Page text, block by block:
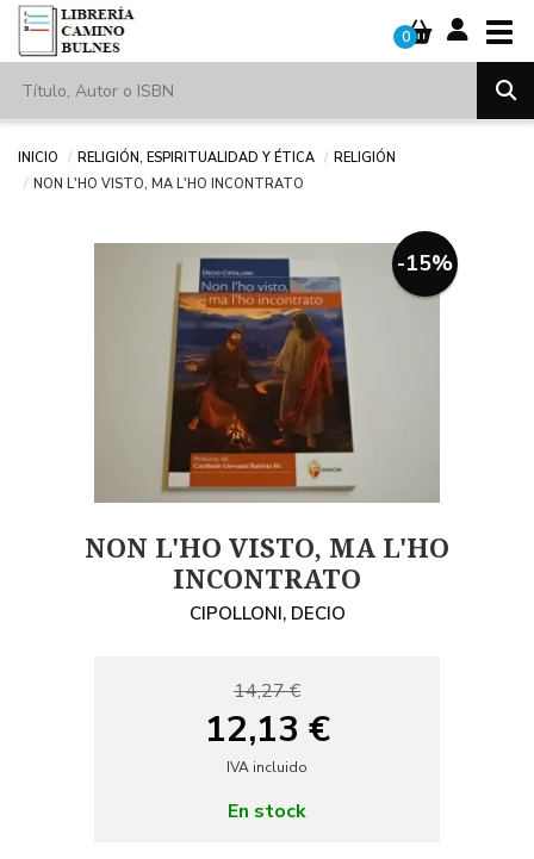
0
Inicio Religión, espiritualidad y ética
Religión
NON L'HO VISTO, MA L'HO INCONTRATO
-15%
NON L'HO VISTO, MA L'HO
INCONTRATO
CIPOLLONI, DECIO
14,27 €
12,13 €
IVA incluido
En stock